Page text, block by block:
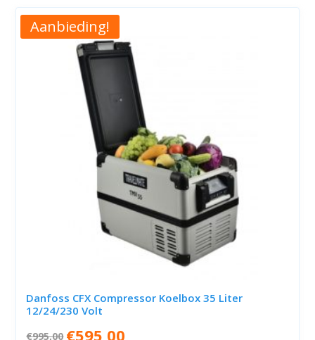
Aanbieding!
Danfoss CFX Compressor Koelbox 35 Liter
12/24/230 Volt
€995,00 Oorspronkelijke
€595,00